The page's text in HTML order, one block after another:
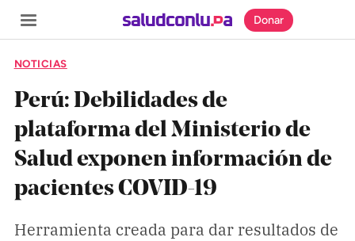
SECCIONES
Inicio
Noticias
Especiales
Donar
NOTICIAS
Perú: Debilidades de
plataforma del Ministerio de
Salud exponen información de
pacientes COVID-19
Herramienta creada para dar resultados de